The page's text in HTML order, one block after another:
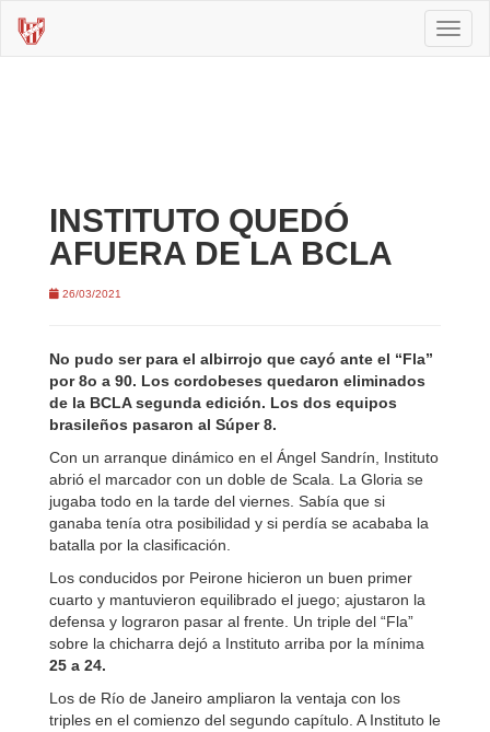
INSTITUTO QUEDÓ
AFUERA DE LA BCLA
26/03/2021
No pudo ser para el albirrojo que cayó ante el “Fla”
por 8o a 90. Los cordobeses quedaron eliminados
de la BCLA segunda edición. Los dos equipos
brasileños pasaron al Súper 8.
Con un arranque dinámico en el Ángel Sandrín, Instituto
abrió el marcador con un doble de Scala. La Gloria se
jugaba todo en la tarde del viernes. Sabía que si
ganaba tenía otra posibilidad y si perdía se acababa la
batalla por la clasificación.
Los conducidos por Peirone hicieron un buen primer
cuarto y mantuvieron equilibrado el juego; ajustaron la
defensa y lograron pasar al frente. Un triple del “Fla”
sobre la chicharra dejó a Instituto arriba por la mínima
25 a 24.
Los de Río de Janeiro ampliaron la ventaja con los
triples en el comienzo del segundo capítulo. A Instituto le